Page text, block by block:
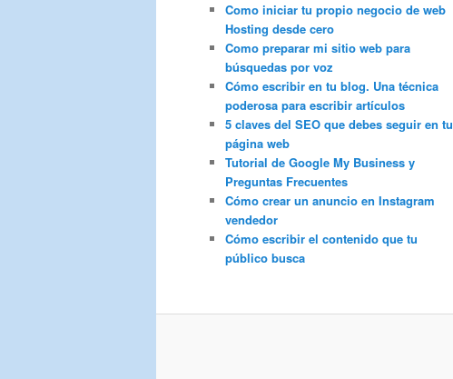
Como iniciar tu propio negocio de web
Hosting desde cero
Como preparar mi sitio web para
búsquedas por voz
Cómo escribir en tu blog. Una técnica
poderosa para escribir artículos
5 claves del SEO que debes seguir en tu
página web
Tutorial de Google My Business y
Preguntas Frecuentes
Cómo crear un anuncio en Instagram
vendedor
Cómo escribir el contenido que tu
público busca